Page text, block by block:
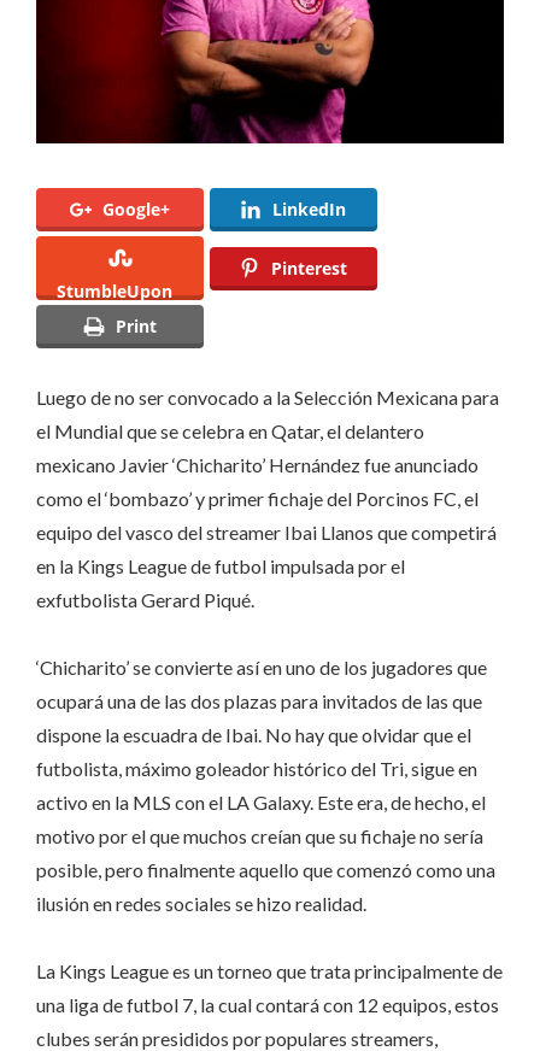
Google+ LinkedIn
StumbleUpon
Pinterest
Print
Luego de no ser convocado a la Selección Mexicana para
el Mundial que se celebra en Qatar, el delantero
mexicano Javier ‘Chicharito’ Hernández fue anunciado
como el ‘bombazo’ y primer fichaje del Porcinos FC, el
equipo del vasco del streamer Ibai Llanos que competirá
en la Kings League de futbol impulsada por el
exfutbolista Gerard Piqué.
‘Chicharito’ se convierte así en uno de los jugadores que
ocupará una de las dos plazas para invitados de las que
dispone la escuadra de Ibai. No hay que olvidar que el
futbolista, máximo goleador histórico del Tri, sigue en
activo en la MLS con el LA Galaxy. Este era, de hecho, el
motivo por el que muchos creían que su fichaje no sería
posible, pero finalmente aquello que comenzó como una
ilusión en redes sociales se hizo realidad.
La Kings League es un torneo que trata principalmente de
una liga de futbol 7, la cual contará con 12 equipos, estos
clubes serán presididos por populares streamers,